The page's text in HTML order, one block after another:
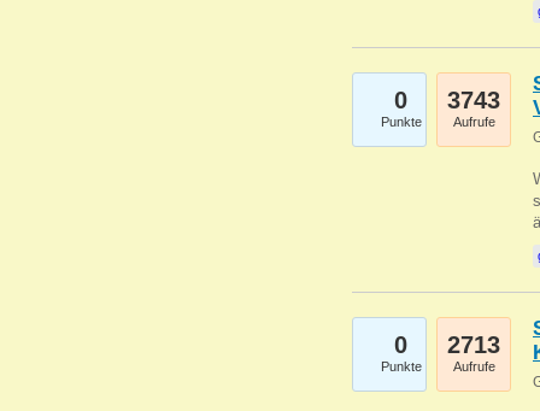
0
Punkte
3743
Aufrufe
0
Punkte
2713
Aufrufe